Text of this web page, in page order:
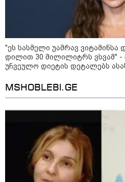
კატეგორიის ყველა
რუსული
მთავარ
"ეს სასმელი უამრავ ვიტამინსა
დილით 30 მილილიტრს ვსვამ" -
უჩვეულო დიეტის დეტალებს
MSHOBLEBI.GE